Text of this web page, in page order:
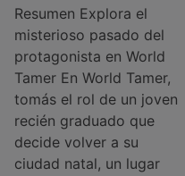
Resumen Explora el
misterioso pasado del
protagonista en World
Tamer En World Tamer,
tomás el rol de un joven
recién graduado que
decide volver a su
ciudad natal, un lugar